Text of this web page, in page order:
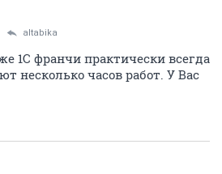
altabika
1С франчи практически всегда
несколько часов работ. У Вас